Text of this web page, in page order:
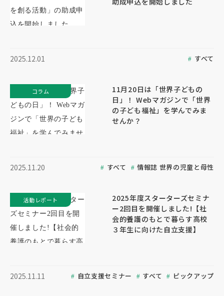
2025.12.01 すべて
11月20日は「世界子どもの
日」！ Webマガジンで「世界
の子ども福祉」を学んでみま
せんか？
2025.11.20 すべて 情報誌 世界の児童と母性
コラム
2025年度スターターズセミナ
ー2回目を開催しました!【社
会的養護のもとで暮らす高校
３年生に向けた自立支援】
2025.11.11 自立支援セミナー すべて ピックアップ
活動レポート